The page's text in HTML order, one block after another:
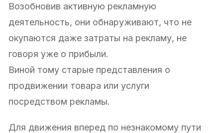
Возобновив активную рекламную
деятельность, они обнаруживают, что не
окупаются даже затраты на рекламу, не
говоря уже о прибыли.
Виной тому старые представления о
продвижении товара или услуги
посредством рекламы.
Для движения вперед по незнакомому пути